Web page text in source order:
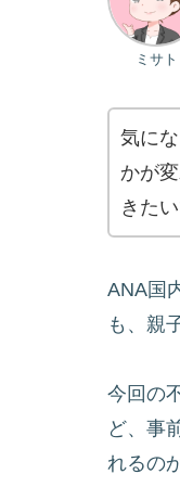
ミサト
気に
かが
きたい
ANA国
も、親
今回の
ど、事
れるの